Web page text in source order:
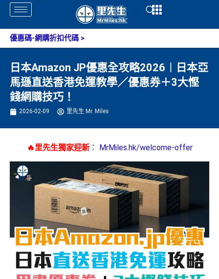
Skip
content
Open
優惠碼-網購折扣代碼 >
日本Amazon JP優惠全攻略2026︱日本亞
馬遜直送香港免運教學／優惠券＋3大慳
錢網購技巧！
2026-02-09 里先生 Mr. Miles
🔥里先生獨家迎新： MrMiles.hk/welcome-offer